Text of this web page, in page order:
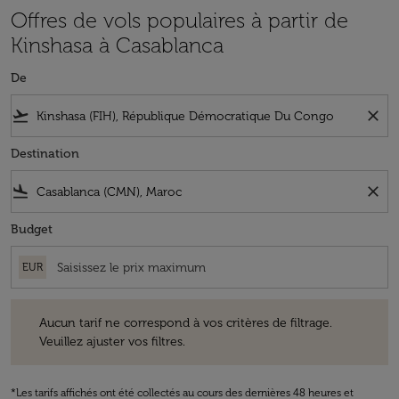
Offres de vols populaires à partir de
Kinshasa à Casablanca
De
flight_takeoff close
Destination
flight_land close
Budget
EUR
Aucun tarif ne correspond à vos critères de filtrage.
Veuillez ajuster vos filtres.
*Les tarifs affichés ont été collectés au cours des dernières 48 heures et